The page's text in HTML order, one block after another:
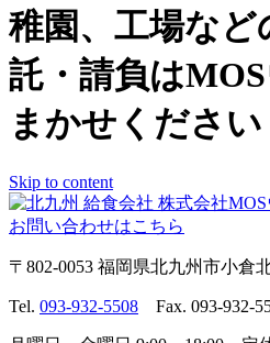
稚園、工場など
託・請負は
まかせください
Skip to content
お問い合わせはこちら
〒802-0053 福岡県北九州市小倉
Tel. 093-932-5508 Fax. 093-932-